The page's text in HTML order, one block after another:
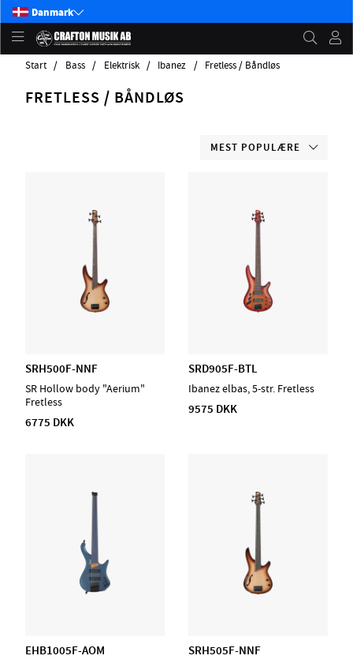
Danmark
Start Bass Elektrisk Ibanez Fretless / Båndløs
FRETLESS / BÅNDLØS
MEST POPULÆRE
SRH500F-NNF
SR Hollow body "Aerium"
Fretless
6775 DKK
SRD905F-BTL
Ibanez elbas, 5-str. Fretless
9575 DKK
EHB1005F-AOM SRH505F-NNF